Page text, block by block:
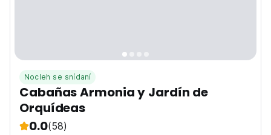
Nocleh se snídaní
Cabañas Armonia y Jardín de
Orquídeas
0.0(58)